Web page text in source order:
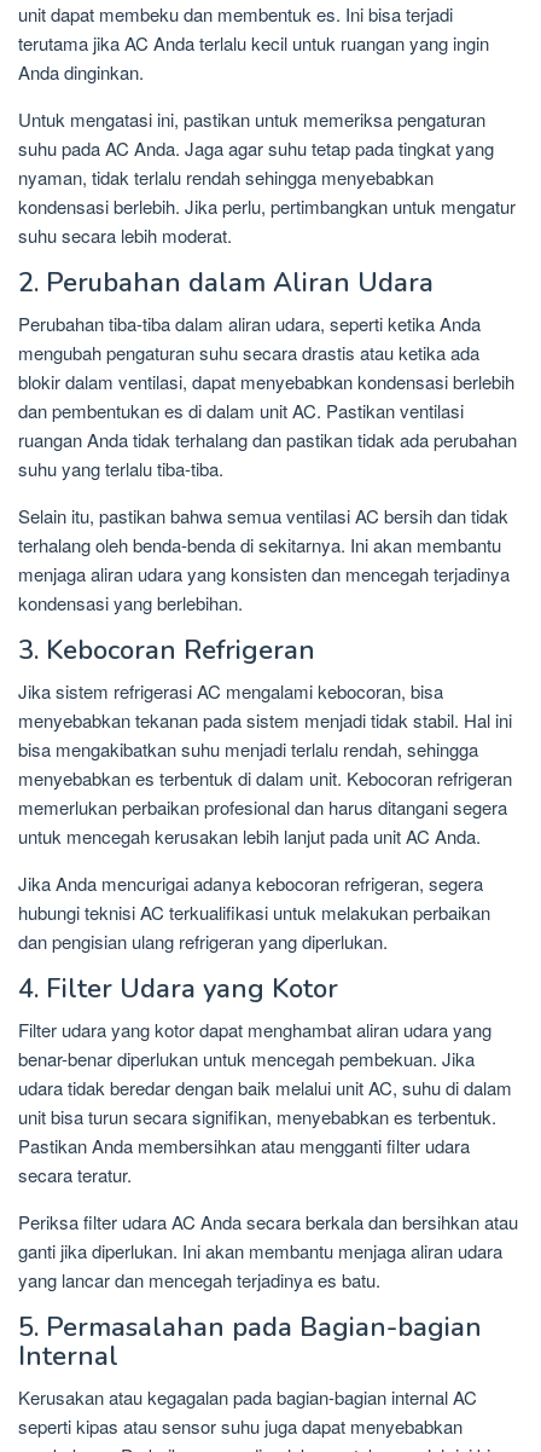
unit dapat membeku dan membentuk es. Ini bisa terjadi
terutama jika AC Anda terlalu kecil untuk ruangan yang ingin
Anda dinginkan.
Untuk mengatasi ini, pastikan untuk memeriksa pengaturan
suhu pada AC Anda. Jaga agar suhu tetap pada tingkat yang
nyaman, tidak terlalu rendah sehingga menyebabkan
kondensasi berlebih. Jika perlu, pertimbangkan untuk mengatur
suhu secara lebih moderat.
2. Perubahan dalam Aliran Udara
Perubahan tiba-tiba dalam aliran udara, seperti ketika Anda
mengubah pengaturan suhu secara drastis atau ketika ada
blokir dalam ventilasi, dapat menyebabkan kondensasi berlebih
dan pembentukan es di dalam unit AC. Pastikan ventilasi
ruangan Anda tidak terhalang dan pastikan tidak ada perubahan
suhu yang terlalu tiba-tiba.
Selain itu, pastikan bahwa semua ventilasi AC bersih dan tidak
terhalang oleh benda-benda di sekitarnya. Ini akan membantu
menjaga aliran udara yang konsisten dan mencegah terjadinya
kondensasi yang berlebihan.
3. Kebocoran Refrigeran
Jika sistem refrigerasi AC mengalami kebocoran, bisa
menyebabkan tekanan pada sistem menjadi tidak stabil. Hal ini
bisa mengakibatkan suhu menjadi terlalu rendah, sehingga
menyebabkan es terbentuk di dalam unit. Kebocoran refrigeran
memerlukan perbaikan profesional dan harus ditangani segera
untuk mencegah kerusakan lebih lanjut pada unit AC Anda.
Jika Anda mencurigai adanya kebocoran refrigeran, segera
hubungi teknisi AC terkualifikasi untuk melakukan perbaikan
dan pengisian ulang refrigeran yang diperlukan.
4. Filter Udara yang Kotor
Filter udara yang kotor dapat menghambat aliran udara yang
benar-benar diperlukan untuk mencegah pembekuan. Jika
udara tidak beredar dengan baik melalui unit AC, suhu di dalam
unit bisa turun secara signifikan, menyebabkan es terbentuk.
Pastikan Anda membersihkan atau mengganti filter udara
secara teratur.
Periksa filter udara AC Anda secara berkala dan bersihkan atau
ganti jika diperlukan. Ini akan membantu menjaga aliran udara
yang lancar dan mencegah terjadinya es batu.
5. Permasalahan pada Bagian-bagian
Internal
Kerusakan atau kegagalan pada bagian-bagian internal AC
seperti kipas atau sensor suhu juga dapat menyebabkan